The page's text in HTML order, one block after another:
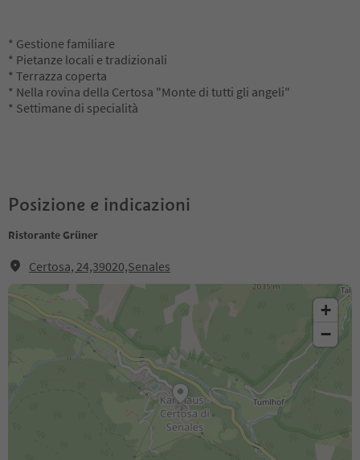
* Gestione familiare
* Pietanze locali e tradizionali
* Terrazza coperta
* Nella rovina della Certosa "Monte di tutti gli angeli"
* Settimane di specialità
Posizione e indicazioni
Ristorante Grüner
Certosa, 24,39020,Senales
+
−